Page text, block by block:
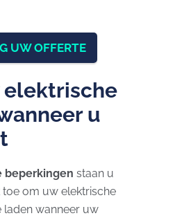
UW OFFERTE
elektrische
u
beperkingen staan ​​u
toe om uw elektrische
laden wanneer uw